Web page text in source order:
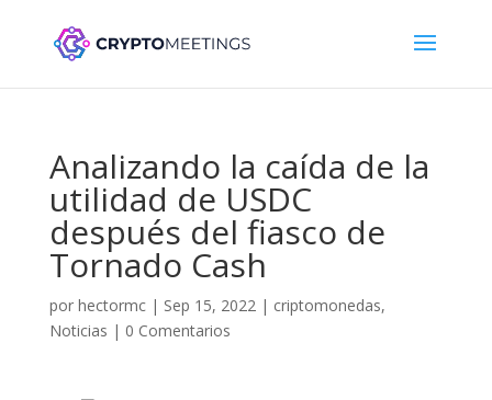
Analizando la caída de la
utilidad de USDC
después del fiasco de
Tornado Cash
por hectormc| Sep 15, 2022| criptomonedas,
Noticias | 0 Comentarios